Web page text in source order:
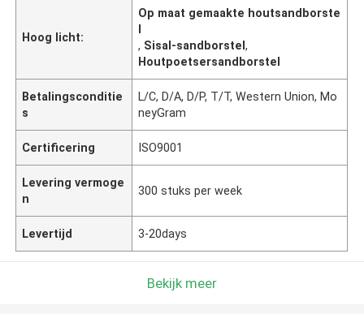
Hoog licht:
Op maat gemaakte houtsandborste
l
, Sisal-sandborstel,
Houtpoetsersandborstel
Betalingsconditie
s
L/C, D/A, D/P, T/T, Western Union, Mo
neyGram
Certificering ISO9001
Levering vermoge
n
300 stuks per week
Levertijd 3-20days
Bekijk meer